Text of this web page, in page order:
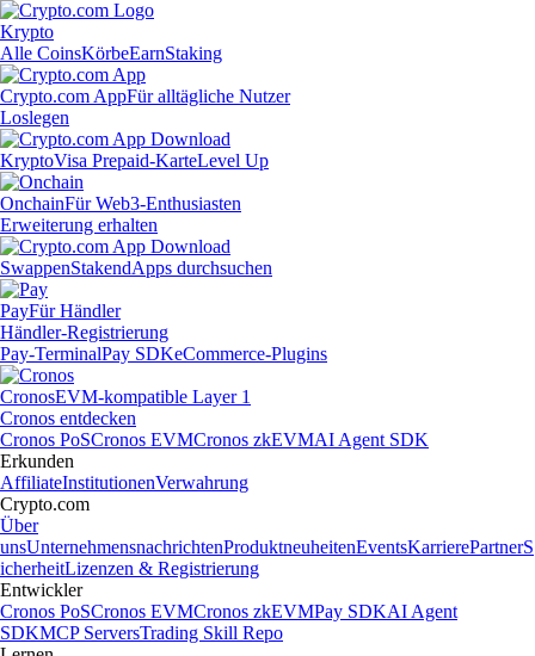
Krypto
Alle CoinsKörbeEarnStaking
Crypto.com AppFür alltägliche Nutzer
Loslegen
KryptoVisa Prepaid-KarteLevel Up
OnchainFür Web3-Enthusiasten
Erweiterung erhalten
SwappenStakendApps durchsuchen
PayFür Händler
Händler-Registrierung
Pay-TerminalPay SDKeCommerce-Plugins
CronosEVM-kompatible Layer 1
Cronos entdecken
Cronos PoSCronos EVMCronos zkEVMAI Agent SDK
Erkunden
AffiliateInstitutionenVerwahrung
Crypto.com
Über
unsUnternehmensnachrichtenProduktneuheitenEventsKarrierePartnerS
icherheitLizenzen & Registrierung
Entwickler
Cronos PoSCronos EVMCronos zkEVMPay SDKAI Agent
SDKMCP ServersTrading Skill Repo